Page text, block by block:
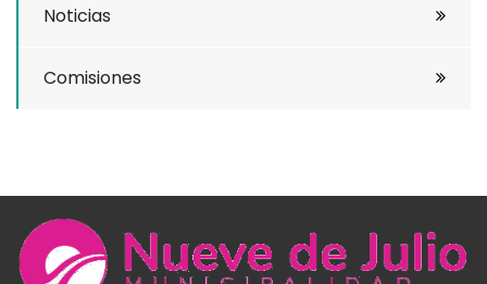
Noticias
Comisiones